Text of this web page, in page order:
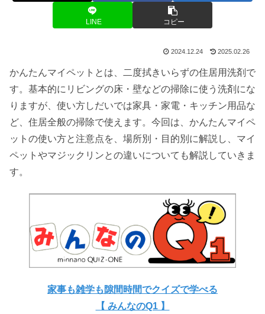
LINE コピー
2024.12.24 2025.02.26
かんたんマイペットとは、二度拭きいらずの住居用洗剤で
す。基本的にリビングの床・壁などの掃除に使う洗剤にな
りますが、使い方しだいでは家具・家電・キッチン用品な
ど、住居全般の掃除で使えます。今回は、かんたんマイペ
ットの使い方と注意点を、場所別・目的別に解説し、マイ
ペットやマジックリンとの違いについても解説していきま
す。
家事も雑学も隙間時間でクイズで学べる
【 みんなのQ1 】